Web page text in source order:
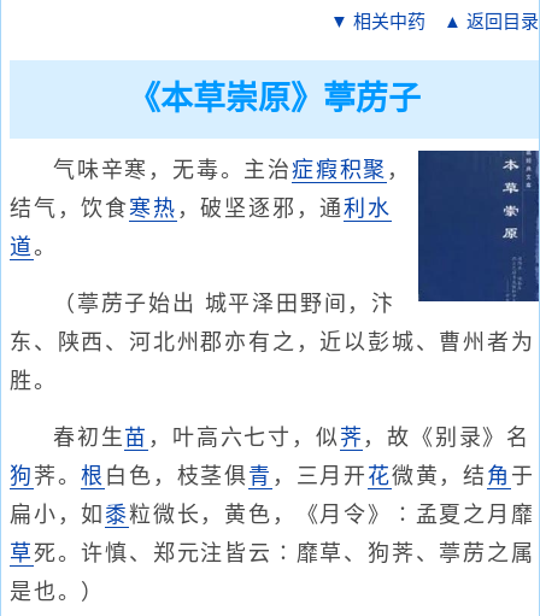
▼ 相关中药 ▲ 返回目录
《本草崇原》葶苈子
气味辛寒，无毒。主治症瘕积聚 ，
结气，饮食寒热 ，破坚逐邪，通利水
道。
（葶苈子始出 城平泽田野间，汴
东、陕西、河北州郡亦有之，近以彭城、曹州者为
胜。
春初生苗 ，叶高六七寸，似荠 ，故《别录》名
狗 荠。根 白色，枝茎俱青 ，三月开 花微黄，结 角 于
扁小，如 黍粒微长，黄色，《月令》∶孟夏之月靡
草 死。许慎、郑元注皆云∶靡草、狗荠、葶苈之属
是也。）